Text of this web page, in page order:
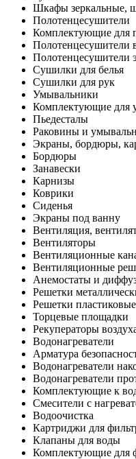
Шкафы зеркальные,
Полотенцесушители
Комплектующие для
Полотенцесушители
Полотенцесушители
Сушилки для белья
Сушилки для рук
Умывальники
Комплектующие для
Пьедесталы
Раковины и
Экраны, бордюры,
Бордюры
Занавески
Карнизы
Коврики
Сиденья
Экраны под ванну
Вентиляция,
Вентиляторы
Вентиляционные
Вентиляционные
Анемостаты и
Решетки
Решетки пластиковые
Торцевые площадки
Рекуператоры
Водонагреватели
Арматура
Водонагреватели
Водонагреватели
Комплектующие к
Смесители с
Водоочистка
Картриджи для
Клапаны для воды
Комплектующие для